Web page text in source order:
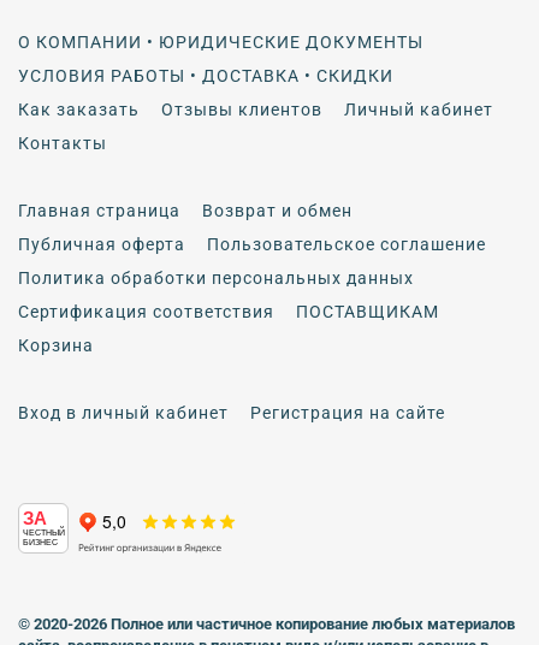
О КОМПАНИИ • ЮРИДИЧЕСКИЕ ДОКУМЕНТЫ
УСЛОВИЯ РАБОТЫ • ДОСТАВКА • СКИДКИ
Как заказать
Отзывы клиентов
Личный кабинет
Контакты
Главная страница
Возврат и обмен
Публичная оферта
Пользовательское соглашение
Политика обработки персональных данных
Сертификация соответствия
ПОСТАВЩИКАМ
Корзина
Вход в личный кабинет Регистрация на сайте
ЗА
ЧЕСТНЫЙ
БИЗНЕС
© 2020-2026 Полное или частичное копирование любых материалов